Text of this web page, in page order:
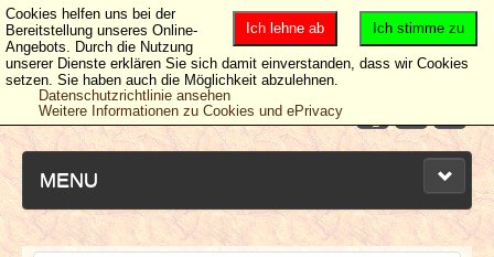
MENU
Ich stimme zu
Ich lehne ab
Cookies helfen uns bei der
Bereitstellung unseres Online-
Angebots. Durch die Nutzung
unserer Dienste erklären Sie sich damit einverstanden, dass wir Cookies
setzen. Sie haben auch die Möglichkeit abzulehnen.
Datenschutzrichtlinie ansehen
Weitere Informationen zu Cookies und ePrivacy